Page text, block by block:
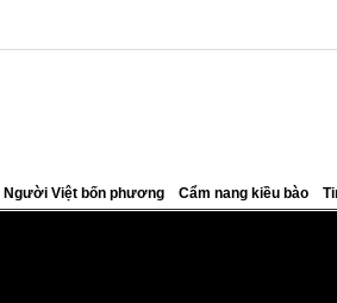
Người Việt bốn phương Cẩm nang kiều bào